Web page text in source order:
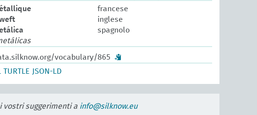
francese
inglese
spagnolo
vocabulary/865
TURTLE JSON-LD
vostri suggerimenti a info@silknow.eu